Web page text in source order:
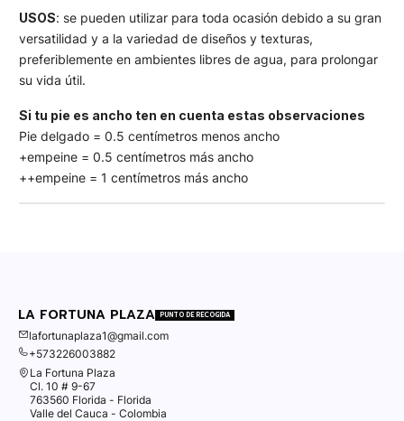
USOS: se pueden utilizar para toda ocasión debido a su gran
versatilidad y a la variedad de diseños y texturas,
preferiblemente en ambientes libres de agua, para prolongar
su vida útil.
Si tu pie es ancho ten en cuenta estas observaciones
Pie delgado = 0.5 centímetros menos ancho
+empeine = 0.5 centímetros más ancho
++empeine = 1 centímetros más ancho
LA FORTUNA PLAZA PUNTO DE RECOGIDA
lafortunaplaza1@gmail.com
+573226003882
La Fortuna Plaza
Cl. 10 # 9-67
763560 Florida - Florida
Valle del Cauca - Colombia